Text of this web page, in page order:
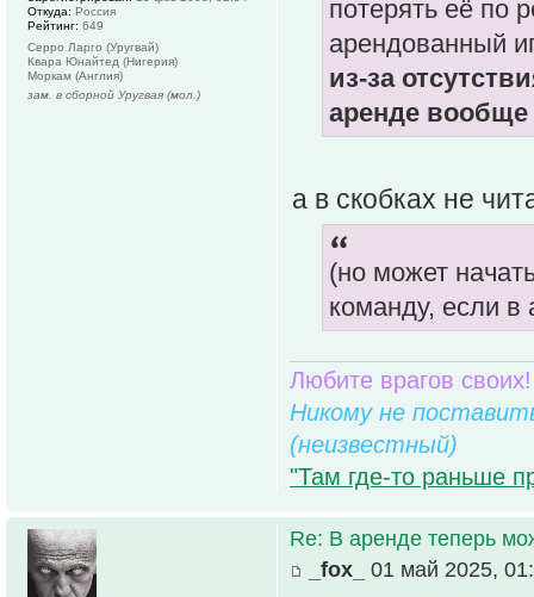
потерять её по
арендованный
из-за
аренде вообще
а в скобках не
(но может
команду, если в
Любите врагов
Никому не
(неизвестный)
"Там где-то раньше
Откуда: Россия
Рейтинг: 649
Серро Ларго (Уругвай)
Квара Юнайтед (Нигерия)
Моркам (Англия)
зам. в сборной Уругвая (мол.)
Re: В аренде теперь
_fox_
01 май 2025,